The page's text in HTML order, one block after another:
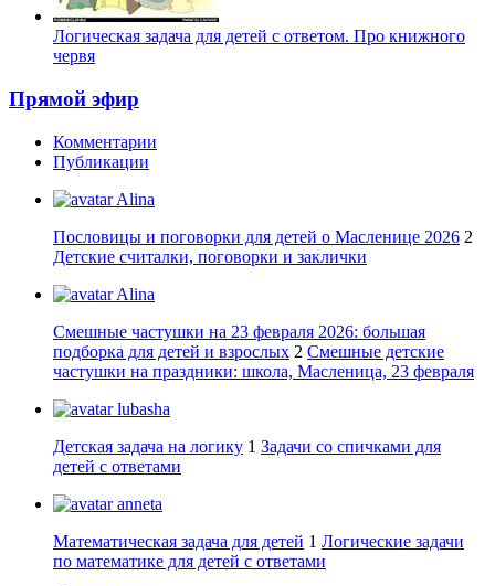
Логическая задача для детей с ответом. Про книжного
червя
Прямой эфир
Комментарии
Публикации
Alina
Пословицы и поговорки для детей о Масленице 2026 2
Детские считалки, поговорки и заклички
Alina
Смешные частушки на 23 февраля 2026: большая
подборка для детей и взрослых 2 Смешные детские
частушки на праздники: школа, Масленица, 23 февраля
lubasha
Детская задача на логику 1 Задачи со спичками для
детей с ответами
anneta
Математическая задача для детей 1 Логические задачи
по математике для детей с ответами